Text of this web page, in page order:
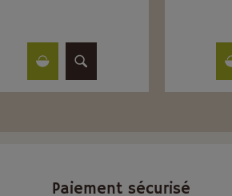
Paiement sécurisé